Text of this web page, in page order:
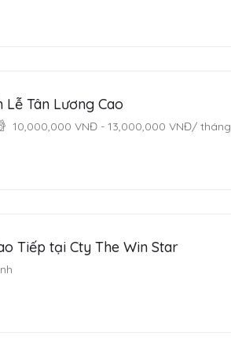
Lễ Tân Lương Cao
10,000,000 VNĐ - 13,000,000 VNĐ/ tháng
Tiếp tại Cty The Win Star